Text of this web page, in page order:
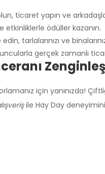
ticaret yapın ve
ödüller kazanın.
tarlalarınızı ve
gerçek zamanlı
için yanınızda!
ile Hay Day